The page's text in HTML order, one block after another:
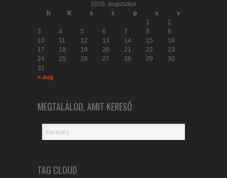
2026. augusztus
h
K s c p s
v
1
2
3
4 5 6 7 8
9
10
11 12 13 14 15
16
17
18 19 20 21 22
23
24
25 26 27 28 29
30
31
« aug
MEGTALÁLOD, AMIT KERESŐ
TAG CLOUD